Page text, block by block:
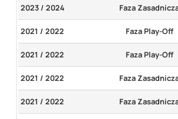
2023 / 2024 Faza
2021 / 2022 Faza Play-Off
2021 / 2022 Faza Play-Off
2021 / 2022 Faza
2021 / 2022 Faza